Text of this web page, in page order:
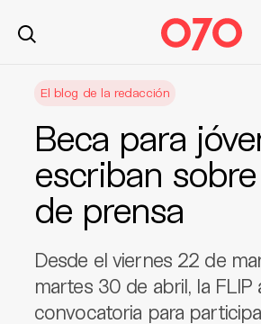
El blog de la redacción
Beca para
escriban
de prensa
Desde el viernes 22 de
martes 30 de abril, la FLIP
convocatoria para